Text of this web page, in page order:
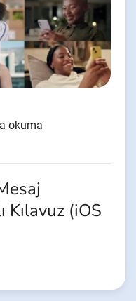
okuma
Kılavuz (iOS